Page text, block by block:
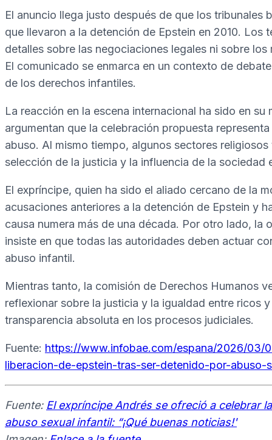
El anuncio llega justo después de que los
que llevaron a la detención de Epstein en 2010.
detalles sobre las negociaciones legales ni sobre
El comunicado se enmarca en un contexto de
de los derechos infantiles.
La reacción en la escena internacional ha sido en
argumentan que la celebración propuesta
abuso. Al mismo tiempo, algunos sectores
selección de la justicia y la influencia de la sociedad
El expríncipe, quien ha sido el aliado cercano de la
acusaciones anteriores a la detención de Epstein y
causa numera más de una década. Por otro lado, la
insiste en que todas las autoridades deben actuar
abuso infantil.
Mientras tanto, la comisión de Derechos Humanos
reflexionar sobre la justicia y la igualdad entre ricos
transparencia absoluta en los procesos judiciales.
Fuente: https://www.infobae.com/espana/2026/03/
liberacion-de-epstein-tras-ser-detenido-por-
Fuente: El expríncipe Andrés se ofreció a celebrar
abuso sexual infantil: “¡Qué buenas noticias!'